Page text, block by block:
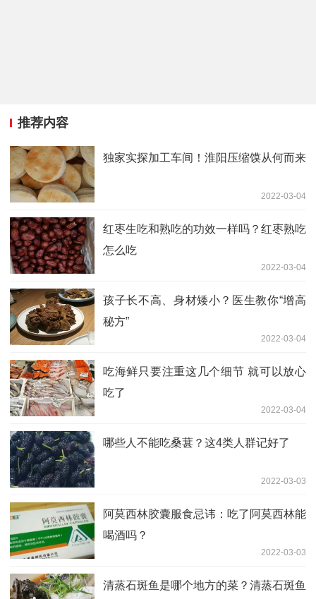
推荐内容
独家实探加工车间！淮阳压缩馍从何而来
2022-03-04
红枣生吃和熟吃的功效一样吗？红枣熟吃
怎么吃
2022-03-04
孩子长不高、身材矮小？医生教你“增高
秘方”
2022-03-04
吃海鲜只要注重这几个细节 就可以放心
吃了
2022-03-04
哪些人不能吃桑葚？这4类人群记好了
2022-03-03
阿莫西林胶囊服食忌讳：吃了阿莫西林能
喝酒吗？
2022-03-03
清蒸石斑鱼是哪个地方的菜？清蒸石斑鱼